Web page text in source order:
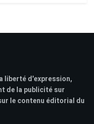
liberté d'expression,
de la publicité sur
le contenu éditorial du